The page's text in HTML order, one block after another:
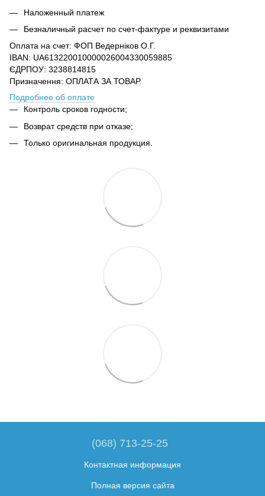
Наложенный платеж
Безналичный расчет по счет-фактуре и реквизитами
Оплата на счет: ФОП Ведерніков О.Г.
IBAN: UA613220010000026004330059885
ЄДРПОУ: 3238814815
Призначення: ОПЛАТА ЗА ТОВАР.
Подробнее об оплате
Контроль сроков годности;
Возврат средств при отказе;
Только оригинальная продукция.
(068) 713-25-25
Контактная информация
Полная версия сайта